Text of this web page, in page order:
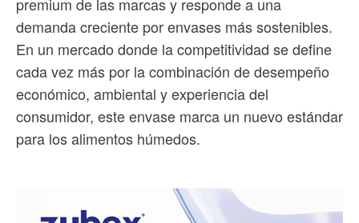
demanda creciente por envases más sostenibles.
En un mercado donde la competitividad se define
cada vez más por la combinación de desempeño
económico, ambiental y experiencia del
consumidor, este envase marca un nuevo estándar
para los alimentos húmedos.